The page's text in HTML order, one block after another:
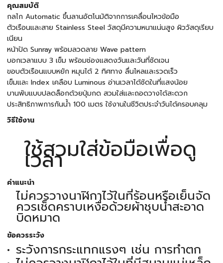
คุณสมบัติ
กลไก Automatic ขึ้นลานอัตโนมัติจากการเคลื่อนไหวข้อมือ
ตัวเรือนและสาย Stainless Steel วัสดุมีความหนาแน่นสูง ผิววัสดุเรียบ
เนียน
หน้าปัด Sunray พร้อมลวดลาย Wave pattern
บอกเวลาแบบ 3 เข็ม พร้อมช่องแสดงวันและวันที่ชัดเจน
ขอบตัวเรือนแบบหยัก หมุนได้ 2 ทิศทาง ลื่นไหลและรวดเร็ว
เข็มและ Index เคลือบ Luminous อ่านเวลาได้ชัดในที่แสงน้อย
บานพับแบบปลดล็อกด้วยปุ่มกด สวมใส่และถอดวางได้สะดวก
ประสิทธิภาพการกันน้ำ 100 เมตร ใช้งานในชีวิตประจำวันได้ครอบคลุม
วิธีใช้งาน
ใช้สวมใส่ข้อมือเพื่อดู
เวลา
คำแนะนำ
ไม่ควรวางนาฬิกาไว้ในที่ร้อนหรือเย็นจัด
ควรเช็ดคราบเหงื่อด้วยผ้าชุบน้ำสะอาด
บิดหมาด
ข้อควรระวัง
ระวังการกระแทกแรงๆ เช่น การทำตก